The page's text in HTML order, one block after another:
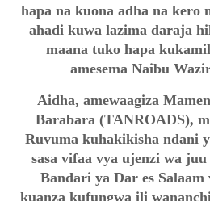
hapa na kuona adha na kero
ahadi kuwa lazima daraja
maana tuko hapa
amesema Naibu
Aidha, amewaagiza
Barabara (TANROADS),
Ruvuma kuhakikisha ndani
sasa vifaa vya ujenzi wa
Bandari ya Dar es
kuanza kufungwa ili